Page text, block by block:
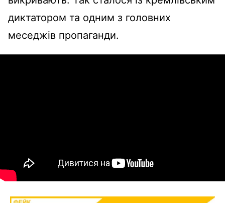
диктатором та одним з головних
меседжів пропаганди.